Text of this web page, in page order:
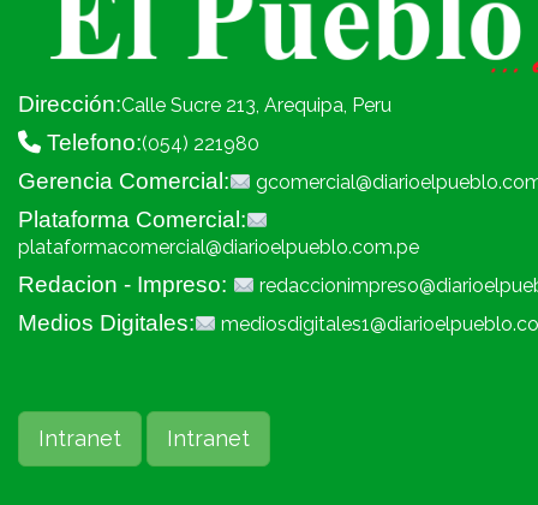
Dirección:Calle Sucre 213, Arequipa, Peru
Telefono:(054) 221980
Gerencia Comercial:
Plataforma Comercial:
plataformacomercial@diarioelpueblo.com.pe
Redacion - Impreso:
Medios Digitales:
Intranet Intranet